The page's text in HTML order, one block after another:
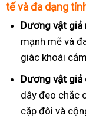
tế và đa dạng
Dương vật
mạnh mẽ và
giác khoái
Dương vật
dây đeo chắc
cặp đôi và